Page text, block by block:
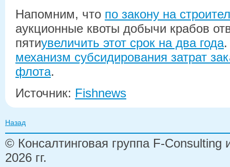
Напомним, что по закону на
аукционные квоты добычи крабов
пятиувеличить этот срок на два года.
механизм субсидирования затрат
флота.
Источник: Fishnews
Назад
© Консалтинговая группа F-
2026 гг.